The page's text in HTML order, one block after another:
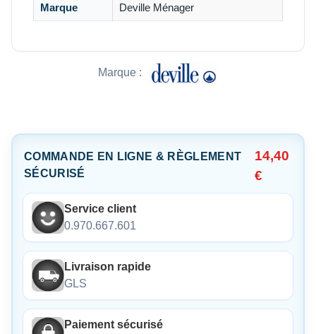
Marque Deville Ménager
Marque :
COMMANDE EN LIGNE & RÈGLEMENT
SÉCURISÉ
14,40
€
Service client
0.970.667.601
Livraison rapide
GLS
Paiement sécurisé